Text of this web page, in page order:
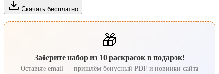
Скачать бесплатно
🎁
Заберите набор из 10 раскрасок в подарок!
Оставьте email — пришлём бонусный PDF и новинки сайта